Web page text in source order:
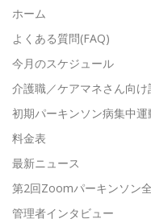
ホーム
よくある質問(FAQ)
今月のスケジュール
介護職／ケアマネさん向け
初期パーキンソン病集中
料金表
最新ニュース
第2回Zoomパーキンソン
管理者インタビュー